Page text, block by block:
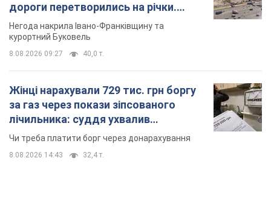
дороги перетворились на річки.
Відео
Негода накрила Івано-Франківщину та
курортний Буковель
8.08.2026 09:27 40,0 т.
Жінці нарахували 729 тис. грн боргу
за газ через покази зіпсованого
лічильника: суддя ухвалив
неочікуване рішення
Чи треба платити борг через донарахування
8.08.2026 14:43 32,4 т.